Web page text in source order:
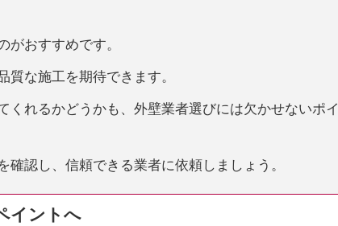
おすすめです。
な施工を期待できます。
れるかどうかも、外壁業者選びには欠かせないポイ
認し、信頼できる業者に依頼しましょう。
イントへ